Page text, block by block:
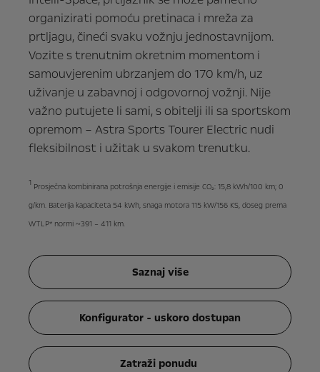
organizirati pomoću pretinaca i mreža za
prtljagu, čineći svaku vožnju jednostavnijom.
Vozite s trenutnim okretnim momentom i
samouvjerenim ubrzanjem do 170 km/h, uz
uživanje u zabavnoj i odgovornoj vožnji. Nije
važno putujete li sami, s obitelji ili sa sportskom
opremom – Astra Sports Tourer Electric nudi
fleksibilnost i užitak u svakom trenutku.
1 Prosječna kombinirana potrošnja energije i emisije CO₂: 15,8 kWh/100 km; 0
g/km. Baterija kapaciteta 54 kWh, snaga motora 115 kW/156 KS, doseg prema
WTLP* normi ~391 – 411 km.
Saznaj više
Konfigurator - uskoro dostupan
Zatraži ponudu